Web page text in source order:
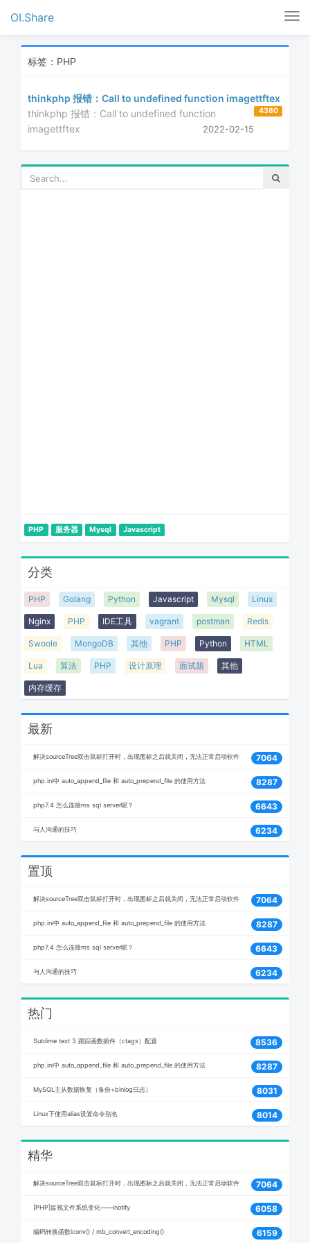
OI.Share
标签：PHP
thinkphp 报错：Call to undefined function imagettftex
4380
thinkphp 报错：Call to undefined function
imagettftex
2022-02-15
PHP 服务器 Mysql Javascript
分类
PHP Golang Python Javascript Mysql Linux
Nginx PHP IDE工具 vagrant postman Redis
Swoole MongoDB 其他 PHP Python HTML
Lua 算法 PHP 设计原理 面试题 其他
内存缓存
最新
解决sourceTree双击鼠标打开时，出现图标之后就关闭，无法正常启动软件 7064
php.ini中 auto_append_file 和 auto_prepend_file 的使用方法 8287
php7.4 怎么连接ms sql server呢？ 6643
与人沟通的技巧 6234
置顶
解决sourceTree双击鼠标打开时，出现图标之后就关闭，无法正常启动软件 7064
php.ini中 auto_append_file 和 auto_prepend_file 的使用方法 8287
php7.4 怎么连接ms sql server呢？ 6643
与人沟通的技巧 6234
热门
Sublime text 3 跟踪函数插件（ctags）配置 8536
php.ini中 auto_append_file 和 auto_prepend_file 的使用方法 8287
MySQL主从数据恢复（备份+binlog日志） 8031
Linux下使用alias设置命令别名 8014
精华
解决sourceTree双击鼠标打开时，出现图标之后就关闭，无法正常启动软件 7064
[PHP]监视文件系统变化——inotify 6058
编码转换函数iconv() / mb_convert_encoding() 6159